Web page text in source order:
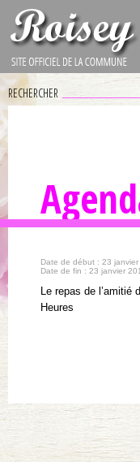
RECHERCHER
Date de début : 23
Date de fin : 23 janvier
Le repas de
Heures